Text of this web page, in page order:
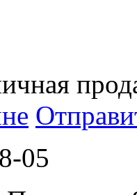
05